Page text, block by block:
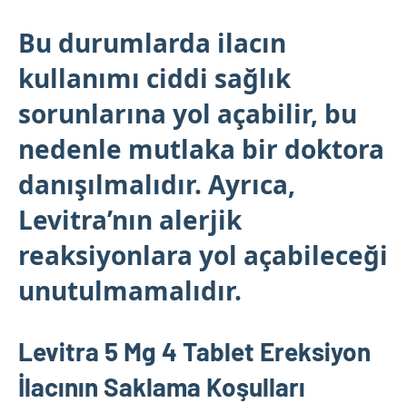
Bu durumlarda ilacın
kullanımı ciddi sağlık
sorunlarına yol açabilir, bu
nedenle mutlaka bir doktora
danışılmalıdır. Ayrıca,
Levitra’nın alerjik
reaksiyonlara yol açabileceği
unutulmamalıdır.
Levitra 5 Mg 4 Tablet Ereksiyon
İlacının Saklama Koşulları